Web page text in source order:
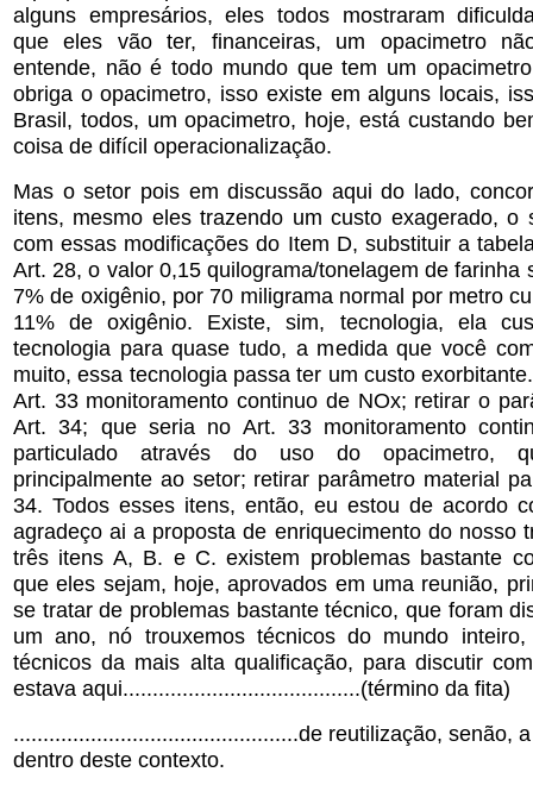
alguns empresários, eles todos mostraram
que eles vão ter, financeiras, um opacimetro
entende, não é todo mundo que tem um
obriga o opacimetro, isso existe em alguns locais,
Brasil, todos, um opacimetro, hoje, está custando
coisa de difícil operacionalização.
Mas o setor pois em discussão aqui do lado,
itens, mesmo eles trazendo um custo exagerado, o
com essas modificações do Item D, substituir a
Art. 28, o valor 0,15 quilograma/tonelagem de farinha
7% de oxigênio, por 70 miligrama normal por metro
11% de oxigênio. Existe, sim, tecnologia, ela
tecnologia para quase tudo, a medida que você
muito, essa tecnologia passa ter um custo
Art. 33 monitoramento continuo de NOx; retirar o
Art. 34; que seria no Art. 33 monitoramento
particulado através do uso do opacimetro,
principalmente ao setor; retirar parâmetro material
34. Todos esses itens, então, eu estou de acordo
agradeço ai a proposta de enriquecimento do nosso
três itens A, B. e C. existem problemas bastante
que eles sejam, hoje, aprovados em uma reunião,
se tratar de problemas bastante técnico, que foram
um ano, nó trouxemos técnicos do mundo inteiro,
técnicos da mais alta qualificação, para discutir
estava aqui........................................(término da fita)
................................................de reutilização, senão,
dentro deste contexto.